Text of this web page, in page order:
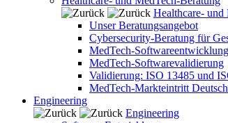
Healthcare- und
Unser Beratungsangebot
Cybersecurity-Beratung für
MedTech-Softwareentwicklung
MedTech-Softwarevalidierung
Validierung: ISO 13485 und
MedTech-Markteintritt
Engineering
Engineering